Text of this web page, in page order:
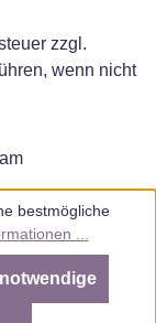
zzgl.
wenn nicht
bestmögliche
...